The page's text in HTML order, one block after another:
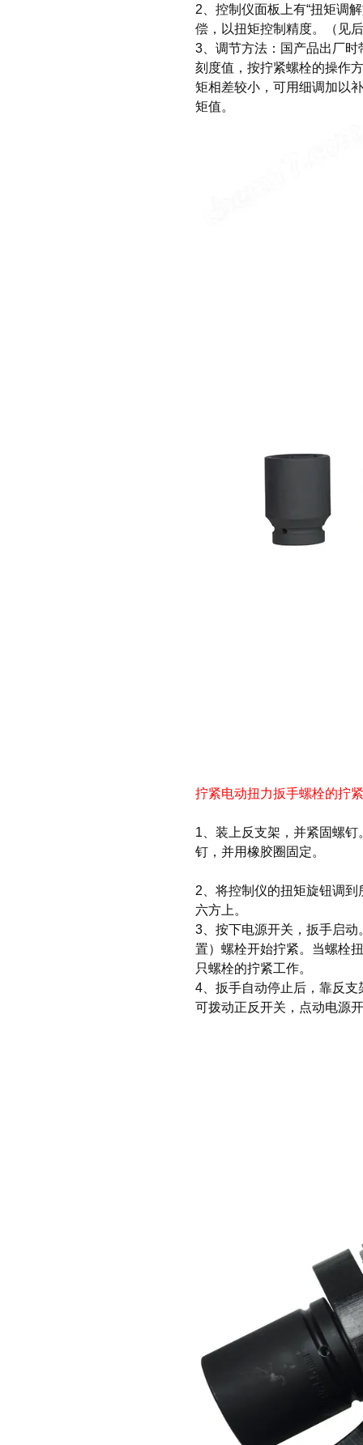
2、控制仪面板上有“扭矩调
偿，以扭矩控制精度。（见
3、调节方法：国产品出厂
刻度值，按拧紧螺栓的操作
矩相差较小，可用细调加以
矩值。
拧紧电动扭力扳手螺栓的拧
1、装上反支架，并紧固螺
钉，并用橡胶圈固定。
2、将控制仪的扭矩旋钮调
六方上。
3、按下电源开关，扳手启
置）螺栓开始拧紧。当螺栓
只螺栓的拧紧工作。
4、扳手自动停止后，靠反
可拨动正反开关，点动电源